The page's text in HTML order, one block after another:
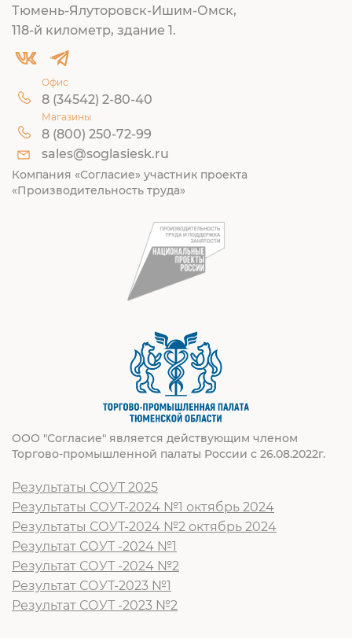
Тюмень-Ялуторовск-Ишим-Омск,
118-й километр, здание 1.
Офис
8 (34542) 2-80-40
Магазины
8 (800) 250-72-99
sales@soglasiesk.ru
Компания «Согласие» участник проекта
«Производительность труда»
ООО "Согласие" является действующим членом
Торгово-промышленной палаты России с 26.08.2022г.
Результаты СОУТ 2025
Результаты СОУТ-2024 №1 октябрь 2024
Результаты СОУТ-2024 №2 октябрь 2024
Результат СОУТ -2024 №1
Результат СОУТ -2024 №2
Результат СОУТ-2023 №1
Результат СОУТ -2023 №2